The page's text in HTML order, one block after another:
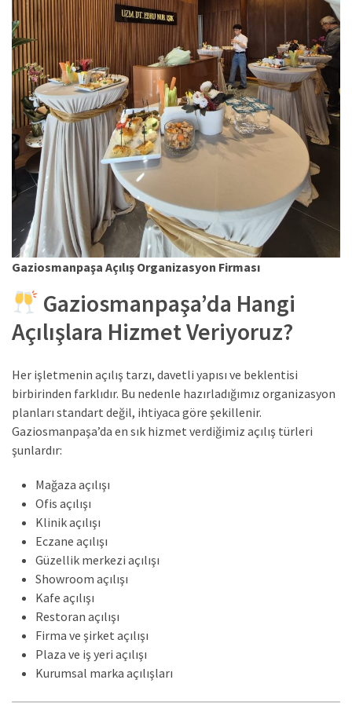
Gaziosmanpaşa Açılış Organizasyon Firması
Gaziosmanpaşa’da Hangi
Açılışlara Hizmet Veriyoruz?
Her işletmenin açılış tarzı, davetli yapısı ve beklentisi
birbirinden farklıdır. Bu nedenle hazırladığımız organizasyon
planları standart değil, ihtiyaca göre şekillenir.
Gaziosmanpaşa’da en sık hizmet verdiğimiz açılış türleri
şunlardır:
Mağaza açılışı
Ofis açılışı
Klinik açılışı
Eczane açılışı
Güzellik merkezi açılışı
Showroom açılışı
Kafe açılışı
Restoran açılışı
Firma ve şirket açılışı
Plaza ve iş yeri açılışı
Kurumsal marka açılışları